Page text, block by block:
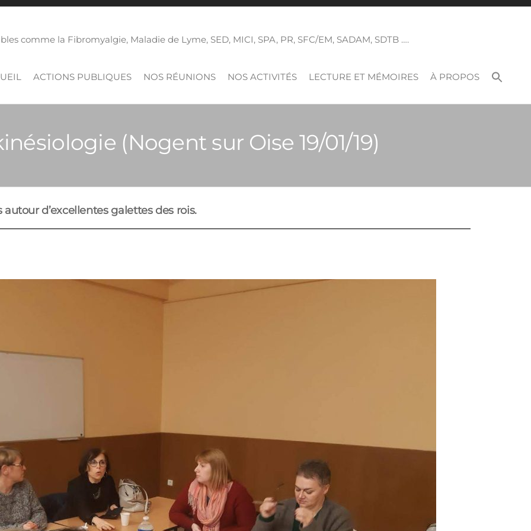
comme la Fibromyalgie, Maladie de Lyme, SED, MICI, SPA, PR, SFC/EM, SADAM, SDTB ….
ACTIONS PUBLIQUES NOS RÉUNIONS NOS ACTIVITÉS LECTURE ET MÉMOIRES À PROPOS
(Nogent sur Oise 19/01/19)
d’excellentes galettes des rois.